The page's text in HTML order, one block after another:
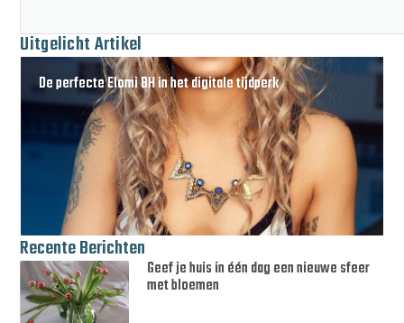
Uitgelicht Artikel
De perfecte Elomi BH in het digitale tijdperk
Recente Berichten
Geef je huis in één dag een nieuwe sfeer
met bloemen